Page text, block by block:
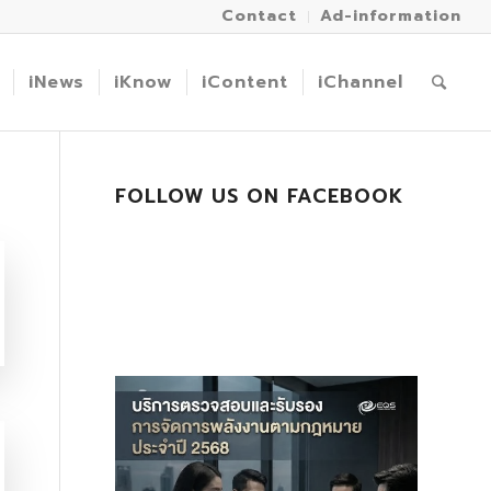
Contact Ad-information
iNews iKnow iContent iChannel
FOLLOW US ON FACEBOOK